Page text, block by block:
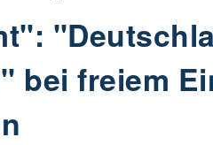
bei freiem